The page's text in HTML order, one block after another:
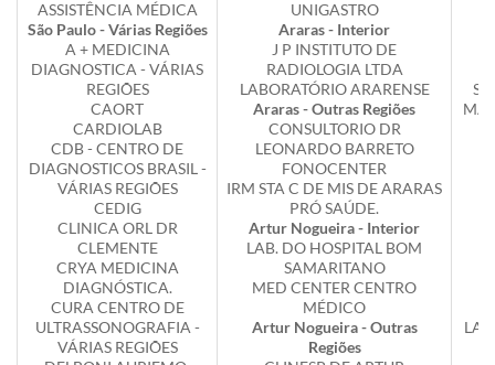
ASSISTÊNCIA MÉDICA
São Paulo - Várias Regiões
A + MEDICINA
DIAGNOSTICA - VÁRIAS
REGIÕES
CAORT
CARDIOLAB
CDB - CENTRO DE
DIAGNOSTICOS BRASIL -
VÁRIAS REGIÕES
CEDIG
CLINICA ORL DR
CLEMENTE
CRYA MEDICINA
DIAGNÓSTICA.
CURA CENTRO DE
ULTRASSONOGRAFIA -
VÁRIAS REGIÕES
UNIGASTRO
Araras - Interior
J P INSTITUTO DE
RADIOLOGIA LTDA
LABORATÓRIO ARARENSE
Araras - Outras Regiões
CONSULTORIO DR
LEONARDO BARRETO
FONOCENTER
IRM STA C DE MIS DE ARARAS
PRÓ SAÚDE.
Artur Nogueira - Interior
LAB. DO HOSPITAL BOM
SAMARITANO
MED CENTER CENTRO
MÉDICO
Artur Nogueira - Outras
Regiões